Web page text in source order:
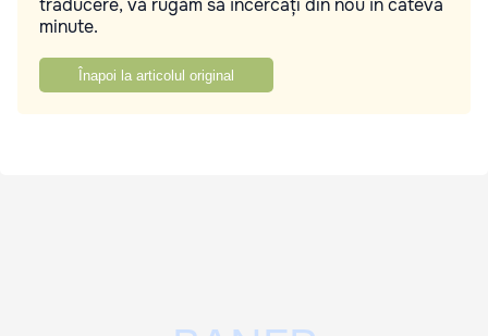
traducere, vă rugăm să încercați din nou în câteva
minute.
Înapoi la articolul original